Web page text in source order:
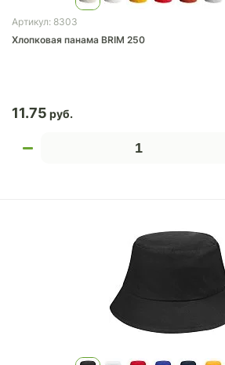
Артикул: 8303
Хлопковая панама BRIM 250
11.75